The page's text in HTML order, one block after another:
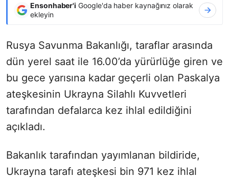
Ensonhaber'i Google'da haber kaynağınız olarak
ekleyin
Rusya Savunma Bakanlığı, taraflar arasında
dün yerel saat ile 16.00’da yürürlüğe giren ve
bu gece yarısına kadar geçerli olan Paskalya
ateşkesinin Ukrayna Silahlı Kuvvetleri
tarafından defalarca kez ihlal edildiğini
açıkladı.
Bakanlık tarafından yayımlanan bildiride,
Ukrayna tarafı ateşkesi bin 971 kez ihlal